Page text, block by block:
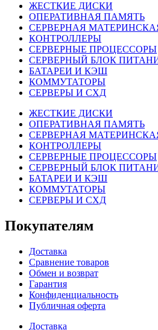
ЖЕСТКИЕ ДИСКИ
ОПЕРАТИВНАЯ ПАМЯТЬ
СЕРВЕРНАЯ
КОНТРОЛЛЕРЫ
СЕРВЕРНЫЕ ПРОЦЕССОРЫ
СЕРВЕРНЫЙ БЛОК
БАТАРЕИ И КЭШ
КОММУТАТОРЫ
СЕРВЕРЫ И СХД
ЖЕСТКИЕ ДИСКИ
ОПЕРАТИВНАЯ ПАМЯТЬ
СЕРВЕРНАЯ
КОНТРОЛЛЕРЫ
СЕРВЕРНЫЕ ПРОЦЕССОРЫ
СЕРВЕРНЫЙ БЛОК
БАТАРЕИ И КЭШ
КОММУТАТОРЫ
СЕРВЕРЫ И СХД
Покупателям
Доставка
Сравнение товаров
Обмен и возврат
Гарантия
Конфиденциальность
Публичная оферта
Доставка